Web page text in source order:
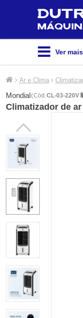
Ver mais
Ar e Clima
Mondial(Cód. CL-03-220V
Climatizador de